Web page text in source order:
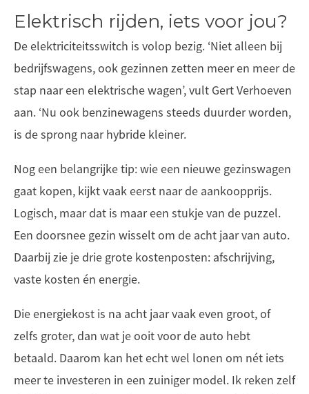
Elektrisch rijden, iets voor jou?
De elektriciteitsswitch is volop bezig. ‘Niet alleen bij
bedrijfswagens, ook gezinnen zetten meer en meer de
stap naar een elektrische wagen’, vult Gert Verhoeven
aan. ‘Nu ook benzinewagens steeds duurder worden,
is de sprong naar hybride kleiner.
Nog een belangrijke tip: wie een nieuwe gezinswagen
gaat kopen, kijkt vaak eerst naar de aankoopprijs.
Logisch, maar dat is maar een stukje van de puzzel.
Een doorsnee gezin wisselt om de acht jaar van auto.
Daarbij zie je drie grote kostenposten: afschrijving,
vaste kosten én energie.
Die energiekost is na acht jaar vaak even groot, of
zelfs groter, dan wat je ooit voor de auto hebt
betaald. Daarom kan het echt wel lonen om nét iets
meer te investeren in een zuiniger model. Ik reken zelf